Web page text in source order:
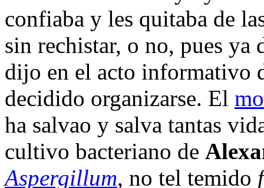
confiaba y les quitaba de
sin rechistar, o no, pues ya
dijo en el acto informativo
decidido organizarse. El
ha salvao y salva tantas
cultivo bacteriano de
Aspergillum, no tel temido